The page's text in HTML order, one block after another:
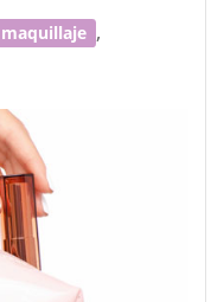
maquillaje ,